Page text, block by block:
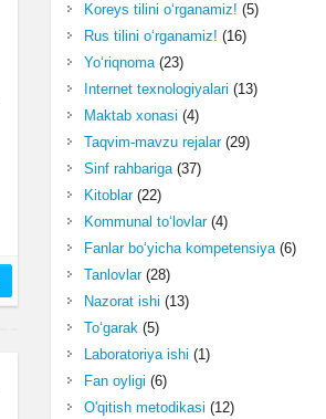
Koreys tilini o‘rganamiz! (5)
Rus tilini o‘rganamiz! (16)
Yo‘riqnoma(23)
Internet texnologiyalari (13)
Maktab xonasi (4)
Taqvim-mavzu rejalar(29)
Sinf rahbariga(37)
Kitoblar(22)
Kommunal to‘lovlar(4)
Fanlar bo‘yicha kompetensiya(6)
Tanlovlar(28)
Nazorat ishi (13)
To‘garak(5)
Laboratoriya ishi (1)
Fan oyligi (6)
O'qitish metodikasi (12)